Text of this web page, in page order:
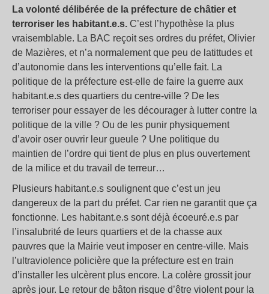
La volonté délibérée de la préfecture de châtier et
terroriser les habitant.e.s. C’est l’hypothèse la plus
vraisemblable. La BAC reçoit ses ordres du préfet, Olivier
de Mazières, et n’a normalement que peu de latittudes et
d’autonomie dans les interventions qu’elle fait. La
politique de la préfecture est-elle de faire la guerre aux
habitant.e.s des quartiers du centre-ville ? De les
terroriser pour essayer de les décourager à lutter contre la
politique de la ville ? Ou de les punir physiquement
d’avoir oser ouvrir leur gueule ? Une politique du
maintien de l’ordre qui tient de plus en plus ouvertement
de la milice et du travail de terreur…
Plusieurs habitant.e.s soulignent que c’est un jeu
dangereux de la part du préfet. Car rien ne garantit que ça
fonctionne. Les habitant.e.s sont déjà écoeuré.e.s par
l’insalubrité de leurs quartiers et de la chasse aux
pauvres que la Mairie veut imposer en centre-ville. Mais
l’ultraviolence policière que la préfecture est en train
d’installer les ulcèrent plus encore. La colère grossit jour
après jour. Le retour de bâton risque d’être violent pour la